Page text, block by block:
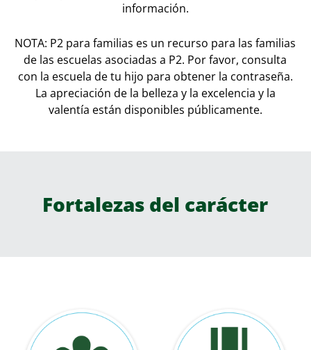
información.
NOTA: P2 para familias es un recurso para las familias
de las escuelas asociadas a P2. Por favor, consulta
con la escuela de tu hijo para obtener la contraseña.
La apreciación de la belleza y la excelencia y la
valentía están disponibles públicamente.
Fortalezas del carácter